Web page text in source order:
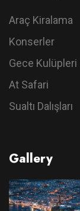
Araç Kiralama
Konserler
Gece Kulüpleri
At Safari
Sualtı Dalışları
Gallery